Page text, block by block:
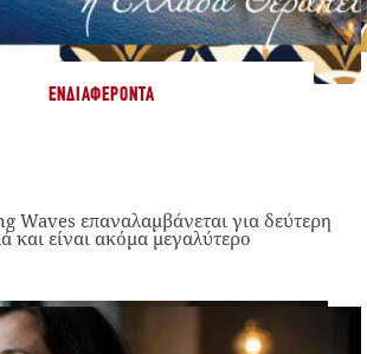
ΕΝΔΙΑΦΈΡΟΝΤΑ
Waves επαναλαμβάνεται για δεύτερη
και είναι ακόμα μεγαλύτερο